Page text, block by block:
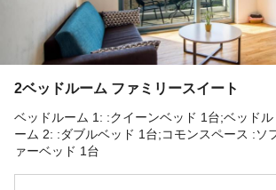
2ベッドルーム ファミリースイート
ベッドルーム 1: :クイーンベッド 1台;ベッドル
ーム 2: :ダブルベッド 1台;コモンスペース :ソ
ァーベッド 1台